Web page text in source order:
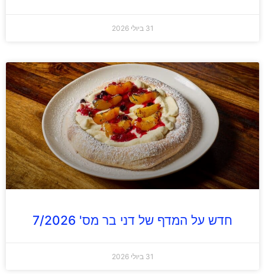
31 ביולי 2026
חדש על המדף של דני בר מס' 7/2026
31 ביולי 2026